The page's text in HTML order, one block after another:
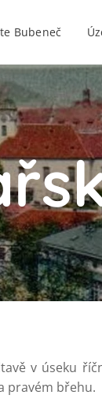
Bubeneč
v úseku
pravém břehu.